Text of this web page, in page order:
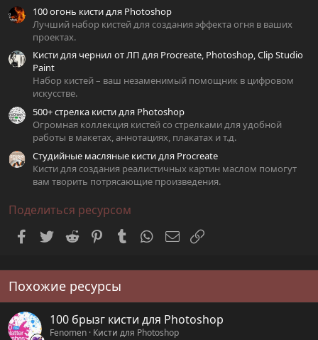
100 огонь кисти для Photoshop
Лучший набор кистей для создания эффекта огня в ваших
проектах.
Кисти для чернил от ЛП для Procreate, Photoshop, Clip Studio
Paint
Набор кистей – ваш незаменимый помощник в цифровом
искусстве.
500+ стрелка кисти для Photoshop
Огромная коллекция кистей со стрелками для удобной
работы в макетах, аннотациях, плакатах и т.д.
Студийные масляные кисти для Procreate
Кисти для создания реалистичных картин маслом помогут
вам творить потрясающие произведения.
Поделиться ресурсом
Facebook
Twitter Reddit PinterestTumblrWhatsAppЭлектронная почта
Похожие ресурсы
100 брызг кисти для Photoshop
Fenomen Кисти для Photoshop